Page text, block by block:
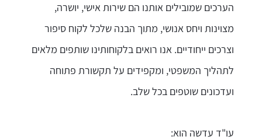
הערכים שמובילים אותנו הם שירות אישי, יושרה,
מצוינות ויחס אנושי, מתוך הבנה שלכל לקוח סיפור
וצרכים ייחודיים. אנו רואים בלקוחותינו שותפים מלאים
לתהליך המשפטי, ומקפידים על תקשורת פתוחה
ועדכונים שוטפים בכל שלב.
עו"ד עדשה הוא: